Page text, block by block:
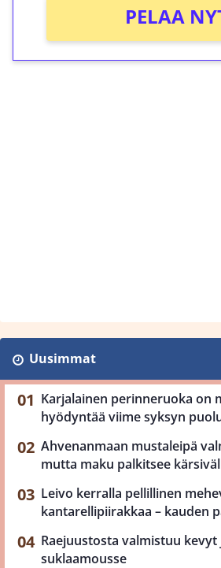
PELAA
Uusimmat
Karjalainen perinneruoka on
hyödyntää viime syksyn
Ahvenanmaan mustaleipä
mutta maku palkitsee
Leivo kerralla pellillinen
kantarellipiirakkaa – kauden
Raejuustosta valmistuu
suklaamousse